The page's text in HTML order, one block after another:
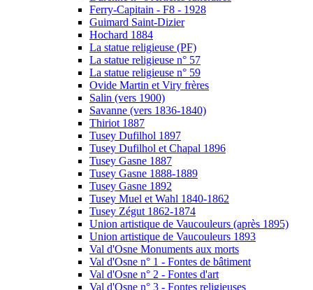
Ferry-Capitain - F8 - 1928
Guimard Saint-Dizier
Hochard 1884
La statue religieuse (PF)
La statue religieuse n° 57
La statue religieuse n° 59
Ovide Martin et Viry frères
Salin (vers 1900)
Savanne (vers 1836-1840)
Thiriot 1887
Tusey Dufilhol 1897
Tusey Dufilhol et Chapal 1896
Tusey Gasne 1887
Tusey Gasne 1888-1889
Tusey Gasne 1892
Tusey Muel et Wahl 1840-1862
Tusey Zégut 1862-1874
Union artistique de Vaucouleurs (après 1895)
Union artistique de Vaucouleurs 1893
Val d'Osne Monuments aux morts
Val d'Osne n° 1 - Fontes de bâtiment
Val d'Osne n° 2 - Fontes d'art
Val d'Osne n° 3 - Fontes religieuses